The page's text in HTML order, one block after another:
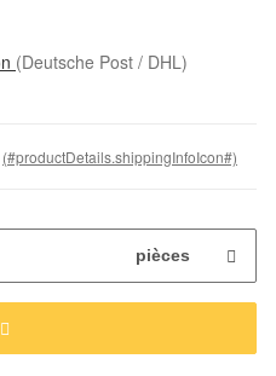
(Deutsche Post / DHL)
(#productDetails.shippingInfoIcon#)
pièces